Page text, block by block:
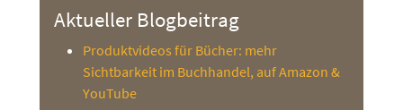
Aktueller Blogbeitrag
Produktvideos für Bücher: mehr
Sichtbarkeit im Buchhandel, auf Amazon &
YouTube